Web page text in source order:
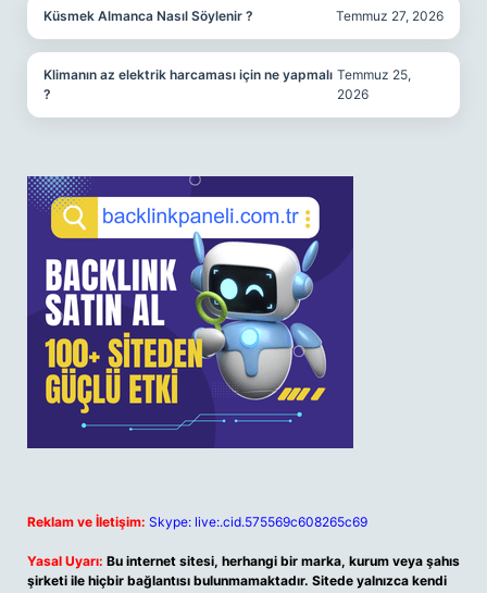
Küsmek Almanca Nasıl Söylenir ? Temmuz 27, 2026
Klimanın az elektrik harcaması için ne yapmalı
?
Temmuz 25,
2026
Reklam ve İletişim: Skype: live:.cid.575569c608265c69
Yasal Uyarı: Bu internet sitesi, herhangi bir marka, kurum veya şahıs
şirketi ile hiçbir bağlantısı bulunmamaktadır. Sitede yalnızca kendi